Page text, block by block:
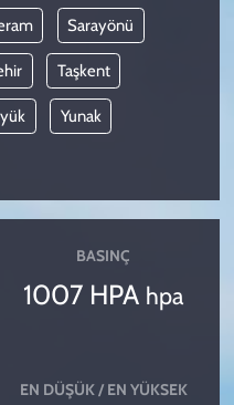
Sarayönü
Taşkent
Yunak
BASINÇ
1007 HPA hpa
EN DÜŞÜK / EN YÜKSEK